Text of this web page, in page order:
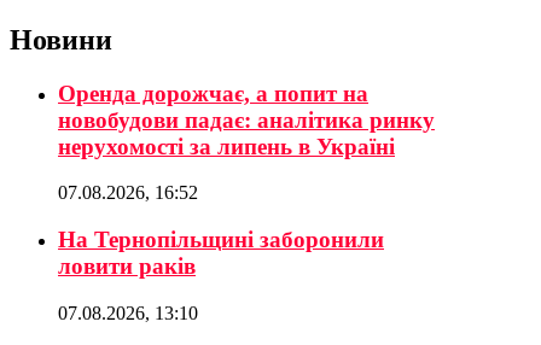
Новини
Оренда дорожчає, а попит на
новобудови падає: аналітика ринку
нерухомості за липень в Україні
07.08.2026, 16:52
На Тернопільщині заборонили
ловити раків
07.08.2026, 13:10